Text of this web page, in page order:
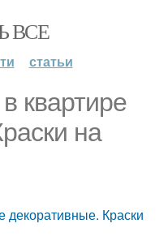
ВСЕ
статьи
квартире
на
декоративные. Краски